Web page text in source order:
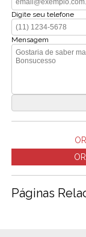
Digite seu telefone
Mensagem
Páginas